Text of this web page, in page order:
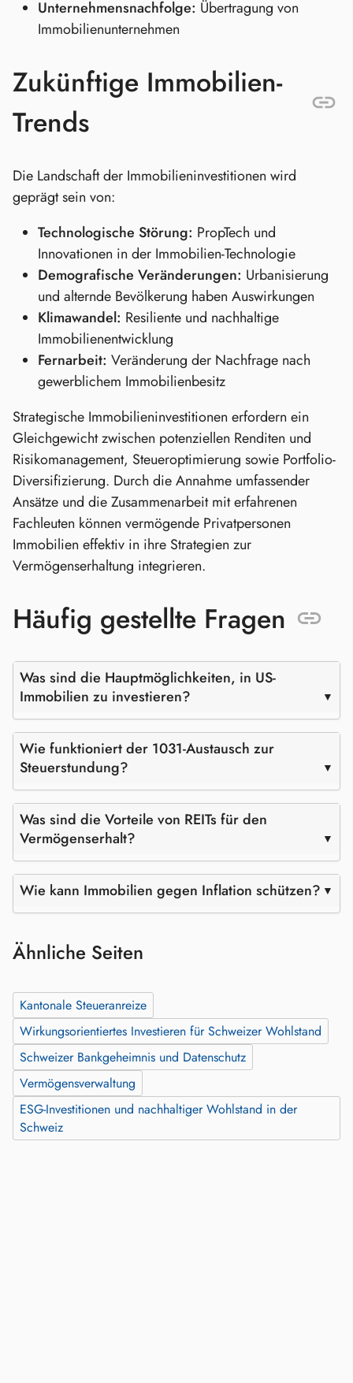
Unternehmensnachfolge: Übertragung von
Immobilienunternehmen
Zukünftige Immobilien-
Trends
Die Landschaft der Immobilieninvestitionen wird
geprägt sein von:
Technologische Störung: PropTech und
Innovationen in der Immobilien-Technologie
Demografische Veränderungen: Urbanisierung
und alternde Bevölkerung haben Auswirkungen
Klimawandel: Resiliente und nachhaltige
Immobilienentwicklung
Fernarbeit: Veränderung der Nachfrage nach
gewerblichem Immobilienbesitz
Strategische Immobilieninvestitionen erfordern ein
Gleichgewicht zwischen potenziellen Renditen und
Risikomanagement, Steueroptimierung sowie Portfolio-
Diversifizierung. Durch die Annahme umfassender
Ansätze und die Zusammenarbeit mit erfahrenen
Fachleuten können vermögende Privatpersonen
Immobilien effektiv in ihre Strategien zur
Vermögenserhaltung integrieren.
Häufig gestellte Fragen
Was sind die Hauptmöglichkeiten, in US-
Immobilien zu investieren?
Wie funktioniert der 1031-Austausch zur
Steuerstundung?
Was sind die Vorteile von REITs für den
Vermögenserhalt?
Wie kann Immobilien gegen Inflation schützen?
Ähnliche Seiten
Kantonale Steueranreize
Wirkungsorientiertes Investieren für Schweizer Wohlstand
Schweizer Bankgeheimnis und Datenschutz
Vermögensverwaltung
ESG-Investitionen und nachhaltiger Wohlstand in der
Schweiz